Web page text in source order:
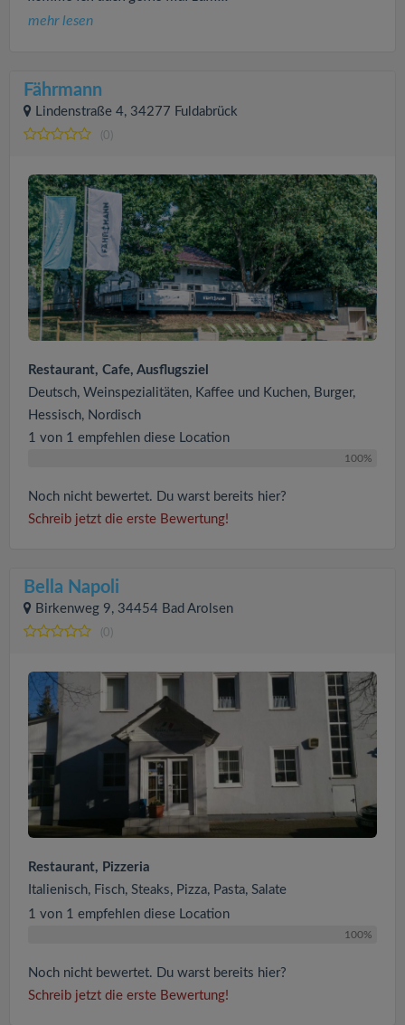
mehr lesen
Fährmann
Lindenstraße 4, 34277 Fuldabrück
(0)
Restaurant, Cafe, Ausflugsziel
Deutsch, Weinspezialitäten, Kaffee und Kuchen, Burger,
Hessisch, Nordisch
1 von 1 empfehlen diese Location
100%
Noch nicht bewertet. Du warst bereits hier?
Schreib jetzt die erste Bewertung!
Bella Napoli
Birkenweg 9, 34454 Bad Arolsen
(0)
Restaurant, Pizzeria
Italienisch, Fisch, Steaks, Pizza, Pasta, Salate
1 von 1 empfehlen diese Location
100%
Noch nicht bewertet. Du warst bereits hier?
Schreib jetzt die erste Bewertung!